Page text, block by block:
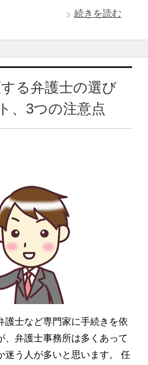
続きを読む
る弁護士の選び
、3つの注意点
護士など専門家に手続きを依
、弁護士事務所は多くあって
迷う人が多いと思います。 任